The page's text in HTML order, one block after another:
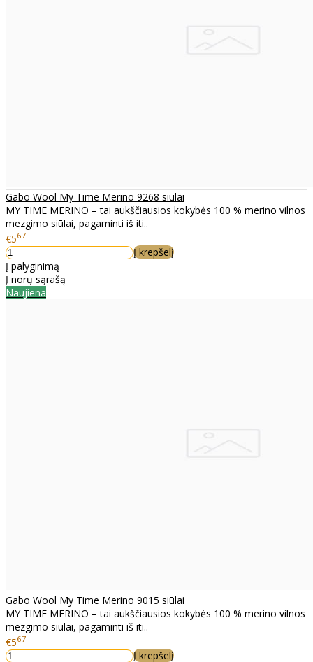
Gabo Wool My Time Merino 9268 siūlai
MY TIME MERINO – tai aukščiausios kokybės 100 % merino vilnos
mezgimo siūlai, pagaminti iš iti..
€567
Į krepšelį
Į palyginimą
Į norų sąrašą
Naujiena
Gabo Wool My Time Merino 9015 siūlai
MY TIME MERINO – tai aukščiausios kokybės 100 % merino vilnos
mezgimo siūlai, pagaminti iš iti..
€567
Į krepšelį